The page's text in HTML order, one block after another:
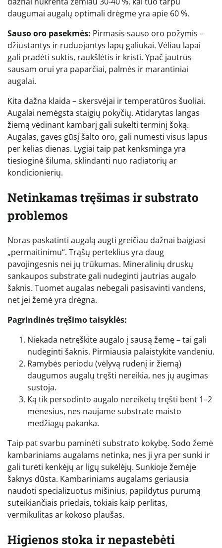
daugumai augalų optimali drėgmė yra apie 60 %.
Sauso oro pasekmės: Pirmasis sauso oro požymis –
džiūstantys ir ruduojantys lapų galiukai. Vėliau lapai
gali pradėti suktis, raukšlėtis ir kristi. Ypač jautrūs
sausam orui yra paparčiai, palmės ir marantiniai
augalai.
Kita dažna klaida – skersvėjai ir temperatūros šuoliai.
Augalai nemėgsta staigių pokyčių. Atidarytas langas
žiemą vėdinant kambarį gali sukelti terminį šoką.
Augalas, gavęs gūsį šalto oro, gali numesti visus lapus
per kelias dienas. Lygiai taip pat kenksminga yra
tiesioginė šiluma, sklindanti nuo radiatorių ar
kondicionierių.
Netinkamas tręšimas ir substrato
problemos
Noras paskatinti augalą augti greičiau dažnai baigiasi
„permaitinimu“. Trąšų perteklius yra daug
pavojingesnis nei jų trūkumas. Mineralinių druskų
sankaupos substrate gali nudeginti jautrias augalo
šaknis. Tuomet augalas nebegali pasisavinti vandens,
net jei žemė yra drėgna.
Pagrindinės tręšimo taisyklės:
Niekada netręškite augalo į sausą žemę – tai gali
nudeginti šaknis. Pirmiausia palaistykite vandeniu.
Ramybės periodu (vėlyvą rudenį ir žiemą)
daugumos augalų tręšti nereikia, nes jų augimas
sustoja.
Ką tik persodinto augalo nereikėtų tręšti bent 1–2
mėnesius, nes naujame substrate maisto
medžiagų pakanka.
Taip pat svarbu paminėti substrato kokybę. Sodo žemė
kambariniams augalams netinka, nes ji yra per sunki ir
gali turėti kenkėjų ar ligų sukėlėjų. Sunkioje žemėje
šaknys dūsta. Kambariniams augalams geriausia
naudoti specializuotus mišinius, papildytus purumą
suteikiančiais priedais, tokiais kaip perlitas,
vermikulitas ar kokoso plaušas.
Higienos stoka ir nepastebėti